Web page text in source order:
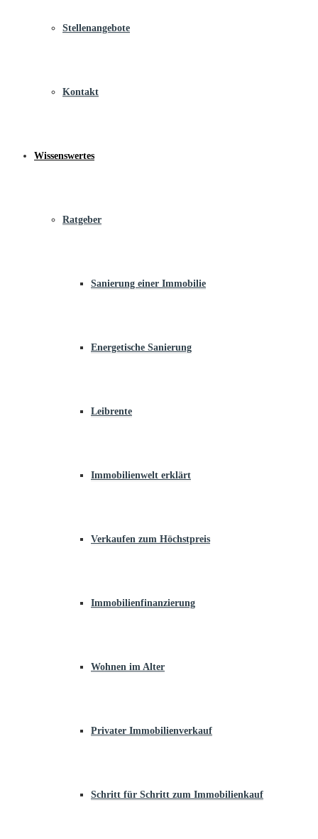
Stellenangebote
Kontakt
Wissenswertes
Ratgeber
Sanierung einer Immobilie
Energetische Sanierung
Leibrente
Immobilienwelt erklärt
Verkaufen zum Höchstpreis
Immobilienfinanzierung
Wohnen im Alter
Privater Immobilienverkauf
Schritt für Schritt zum Immobilienkauf